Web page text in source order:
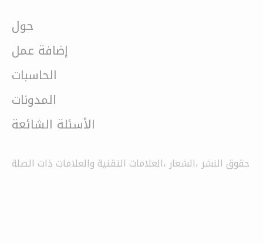
حول
إضافة عمل
الحاسبات
المدونات
الأسئلة الشائعة
حقوق النشر ،الشعار ،العلامات التقنية والعلامات ذات الصلة